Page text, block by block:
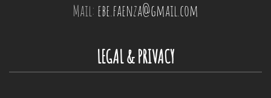
Mail: ebe.faenza@gmail.com
LEGAL & PRIVACY